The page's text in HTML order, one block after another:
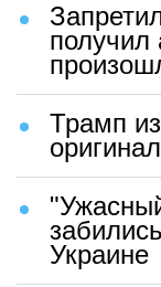
получил
Трамп
Украине